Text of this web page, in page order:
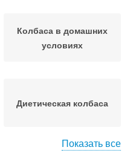
Колбаса в домашних
условиях
Диетическая колбаса
Показать все